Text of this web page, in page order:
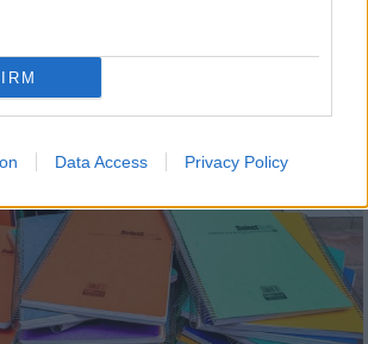
Data Access Privacy Policy